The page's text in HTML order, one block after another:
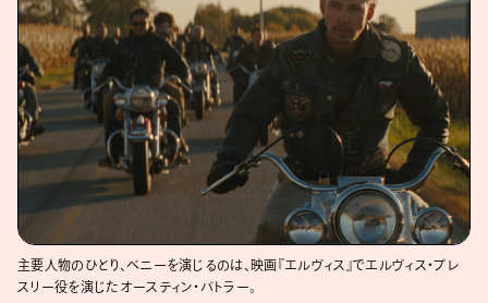
主要人物のひとり、ベニーを演じるのは、映画『エルヴィス』でエルヴィス・プレ
スリー役を演じたオースティン・バトラー。